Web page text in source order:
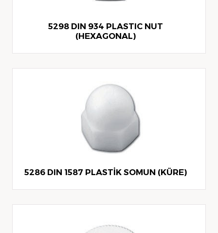
5298 DIN 934 PLASTIC NUT
(HEXAGONAL)
5286 DIN 1587 PLASTİK SOMUN (KÜRE)